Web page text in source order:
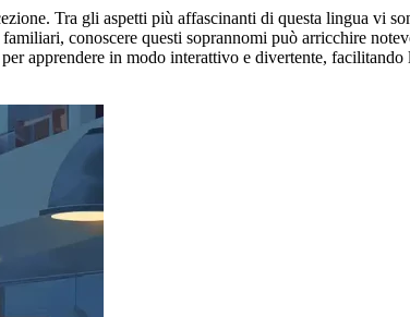
Tra gli aspetti più affascinanti di questa lingua vi
conoscere questi soprannomi può arricchire
apprendere in modo interattivo e divertente,